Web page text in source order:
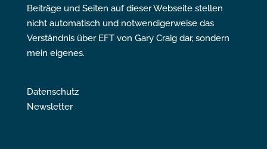
Beiträge und Seiten auf dieser Webseite stellen
nicht automatisch und notwendigerweise das
Verständnis über EFT von Gary Craig dar, sondern
mein eigenes.
Datenschutz
Newsletter